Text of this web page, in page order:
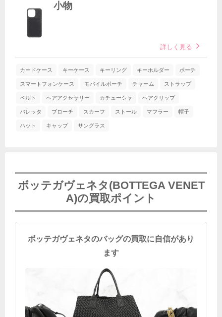
小物
詳しく見る
カードケース キーケース キーリング キーホルダー ポーチ
スマートフォンケース モバイルポーチ チャーム ストラップ
ベルト ヘアアクセサリー カチューシャ ヘアクリップ
バレッタ ブローチ スカーフ ストール マフラー 帽子
ハット キャップ サングラス
ボッテガヴェネタ(BOTTEGA VENET
A)の買取ポイント
ボッテガヴェネタのバッグの買取に自信があり
ます